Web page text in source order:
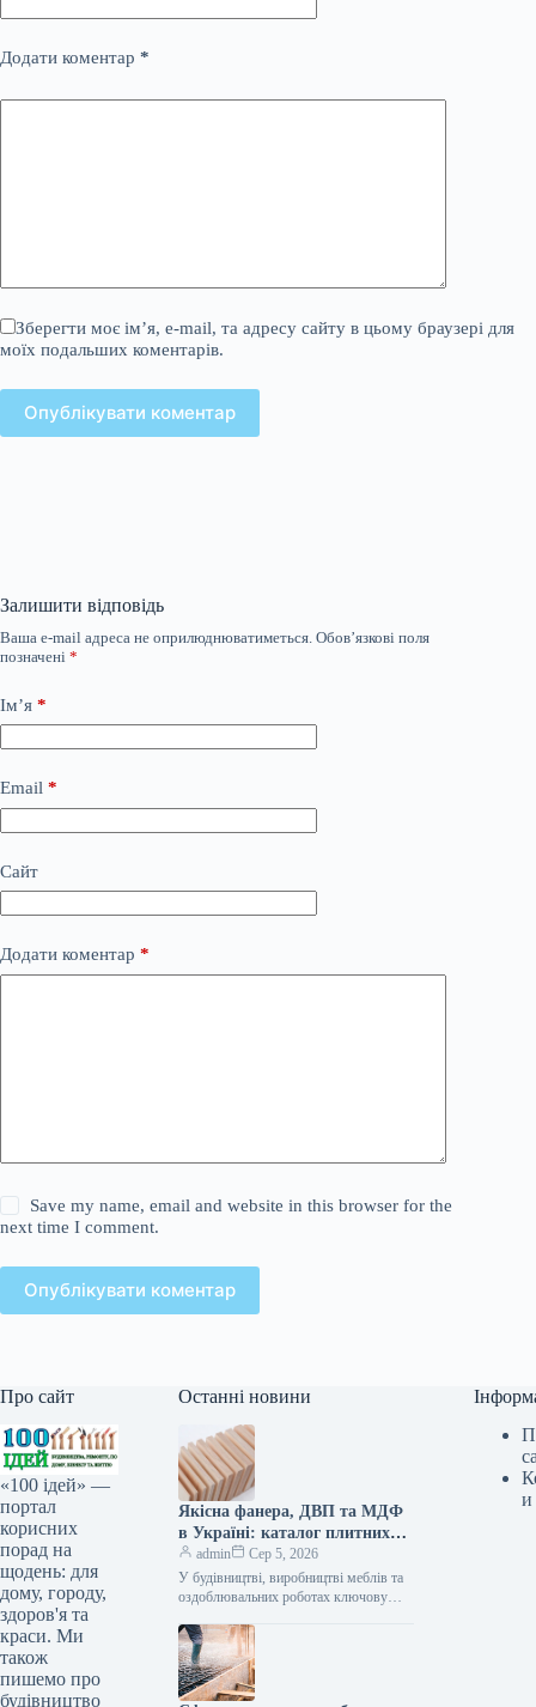
Додати коментар *
Зберегти моє ім’я, e-mail, та адресу сайту в цьому браузері для
моїх подальших коментарів.
Опублікувати коментар
Залишити відповідь
Ваша e-mail адреса не оприлюднюватиметься. Обов’язкові поля
позначені *
Ім’я *
Email *
Сайт
Додати коментар *
Save my name, email and website in this browser for the
next time I comment.
Опублікувати коментар
Про сайт
«100 ідей» —
портал
корисних
порад на
щодень: для
дому, городу,
здоров'я та
краси. Ми
також
пишемо про
будівництво
Останні новини
Якісна фанера, ДВП та МДФ
в Україні: каталог плитних
матеріалів від «ВІН-ВУД»
admin
Сер 5, 2026
У будівництві, виробництві меблів та
оздоблювальних роботах ключову
сировини. Компанія «ВІН-ВУД» уже
тривалий час займається…
и